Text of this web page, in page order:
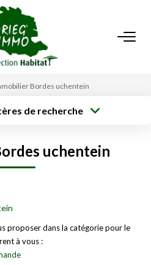
RECHERCHE
Bordes uchentein
de recherche
uchentein
proposer dans la catégorie pour le
à vous :